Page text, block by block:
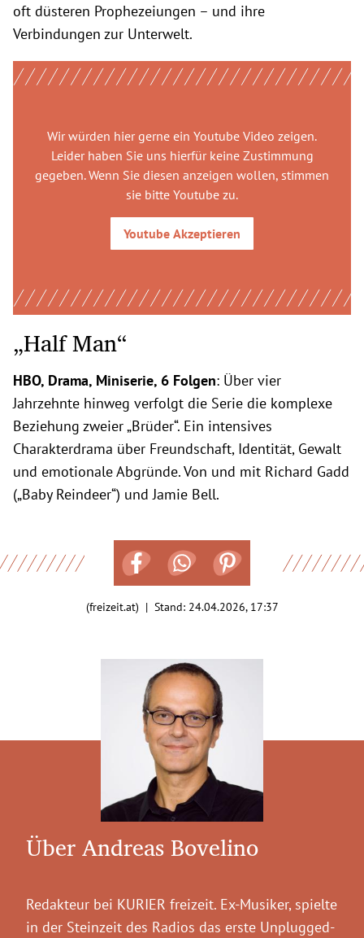
oft düsteren Prophezeiungen – und ihre
Verbindungen zur Unterwelt.
Wir würden hier gerne ein Youtube Video zeigen.
Leider haben Sie uns hierfür keine Zustimmung
gegeben. Wenn Sie diesen anzeigen wollen, stimmen
sie bitte Youtube zu.
Youtube Akzeptieren
„Half Man“
HBO, Drama, Miniserie, 6 Folgen: Über vier
Jahrzehnte hinweg verfolgt die Serie die komplexe
Beziehung zweier „Brüder“. Ein intensives
Charakterdrama über Freundschaft, Identität, Gewalt
und emotionale Abgründe. Von und mit Richard Gadd
(„Baby Reindeer“) und Jamie Bell.
(freizeit.at) | Stand: 24.04.2026, 17:37
Über Andreas Bovelino
Redakteur bei KURIER freizeit. Ex-Musiker, spielte
in der Steinzeit des Radios das erste Unplugged-